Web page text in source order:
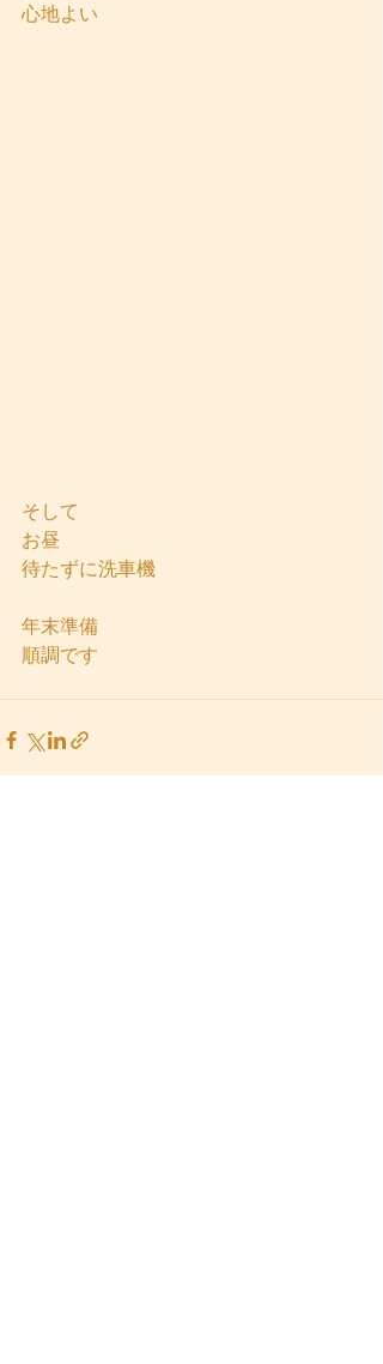
心地よい
そして
お昼
待たずに洗車機
年末準備
順調です